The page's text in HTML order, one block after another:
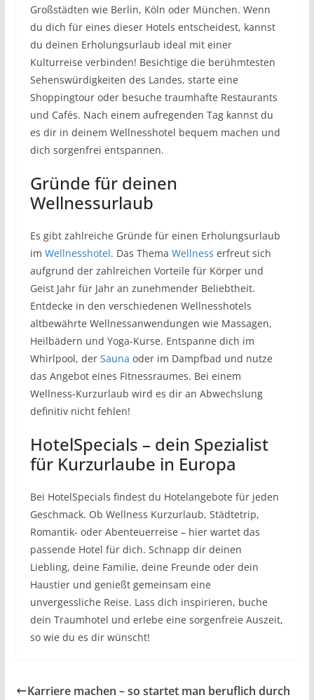
Großstädten wie Berlin, Köln oder München. Wenn
du dich für eines dieser Hotels entscheidest, kannst
du deinen Erholungsurlaub ideal mit einer
Kulturreise verbinden! Besichtige die berühmtesten
Sehenswürdigkeiten des Landes, starte eine
Shoppingtour oder besuche traumhafte Restaurants
und Cafés. Nach einem aufregenden Tag kannst du
es dir in deinem Wellnesshotel bequem machen und
dich sorgenfrei entspannen.
Gründe für deinen
Wellnessurlaub
Es gibt zahlreiche Gründe für einen Erholungsurlaub
im Wellnesshotel. Das Thema Wellness erfreut sich
aufgrund der zahlreichen Vorteile für Körper und
Geist Jahr für Jahr an zunehmender Beliebtheit.
Entdecke in den verschiedenen Wellnesshotels
altbewährte Wellnessanwendungen wie Massagen,
Heilbädern und Yoga-Kurse. Entspanne dich im
Whirlpool, der Sauna oder im Dampfbad und nutze
das Angebot eines Fitnessraumes. Bei einem
Wellness-Kurzurlaub wird es dir an Abwechslung
definitiv nicht fehlen!
HotelSpecials – dein Spezialist
für Kurzurlaube in Europa
Bei HotelSpecials findest du Hotelangebote für jeden
Geschmack. Ob Wellness Kurzurlaub, Städtetrip,
Romantik- oder Abenteuerreise – hier wartet das
passende Hotel für dich. Schnapp dir deinen
Liebling, deine Familie, deine Freunde oder dein
Haustier und genießt gemeinsam eine
unvergessliche Reise. Lass dich inspirieren, buche
dein Traumhotel und erlebe eine sorgenfreie Auszeit,
so wie du es dir wünscht!
Karriere machen – so startet man beruflich durch